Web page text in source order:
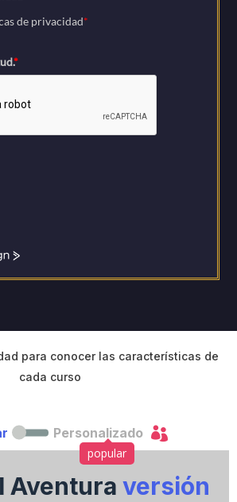
de privacidad*
*
para conocer las características de
cada curso
popular

Personalizado
Aventura versión